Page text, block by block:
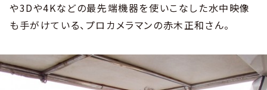
や3Dや4Kなどの最先端機器を使いこなした水中映像
も手がけている、プロカメラマンの赤木正和さん。